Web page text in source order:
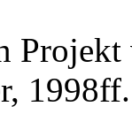
1998ff.